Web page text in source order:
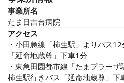
事業所名
たま日吉台病院
アクセス
・小田急線「柿生駅」よりバス
「延命地蔵尊」下車1分
・東急田園都市線「たまプラー
柿生駅行きバス「延命地蔵尊」